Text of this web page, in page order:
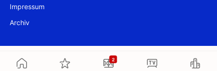
2
Impressum
Archiv
@ FussballTransfers.com 2009-2026